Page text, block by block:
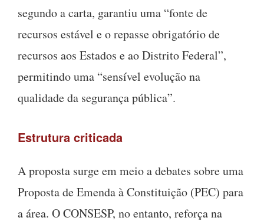
segundo a carta, garantiu uma “fonte de
recursos estável e o repasse obrigatório de
recursos aos Estados e ao Distrito Federal”,
permitindo uma “sensível evolução na
qualidade da segurança pública”.
Estrutura criticada
A proposta surge em meio a debates sobre uma
Proposta de Emenda à Constituição (PEC) para
a área. O CONSESP, no entanto, reforça na